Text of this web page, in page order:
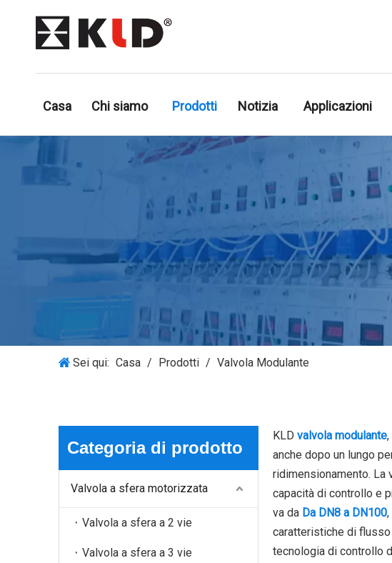
Casa Chi siamo Prodotti Notizia Applicazioni
Sei qui: Casa / Prodotti / Valvola Modulante
Categoria di prodotto
Valvola a sfera motorizzata
Valvola a sfera a 2 vie
Valvola a sfera a 3 vie
KLD valvola modulante
anche dopo un lungo
ridimensionamento. La
capacità di controllo e
va da Da DN8 a DN100
caratteristiche di flusso
tecnologia di controllo